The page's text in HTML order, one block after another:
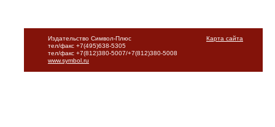
Карта сайта
Издательство Символ-Плюс
тел/факс +7(495)638-5305
тел/факс +7(812)380-5007/+7(812)380-5008
www.symbol.ru